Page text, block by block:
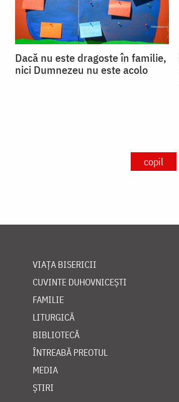
Dacă nu este dragoste în familie,
nici Dumnezeu nu este acolo
copil
VIAȚA BISERICII
CUVINTE DUHOVNICEȘTI
FAMILIE
LITURGICĂ
BIBLIOTECĂ
ÎNTREABĂ PREOTUL
MEDIA
ȘTIRI